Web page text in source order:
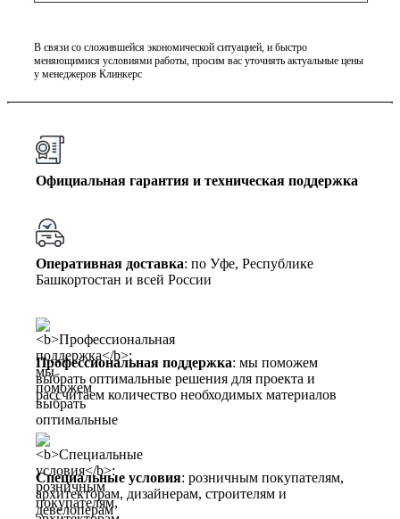
В связи со сложившейся экономической ситуацией, и быстро
меняющимися условиями работы, просим вас уточнять актуальные цены
у менеджеров Клинкерс
Официальная гарантия и техническая поддержка
Оперативная доставка: по Уфе, Республике
Башкортостан и всей России
Профессиональная поддержка: мы поможем
выбрать оптимальные решения для проекта и
рассчитаем количество необходимых материалов
Специальные условия: розничным покупателям,
архитекторам, дизайнерам, строителям и
девелоперам